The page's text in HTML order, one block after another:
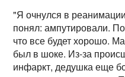
"Я очнулся в
понял: ампутировали.
что все будет хорошо.
был в шоке. Из-за
инфаркт, дедушка еще